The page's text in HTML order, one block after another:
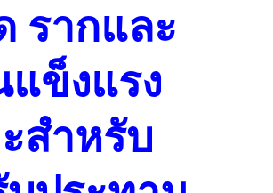
รากและ
ข็งแรง
สำหรับ